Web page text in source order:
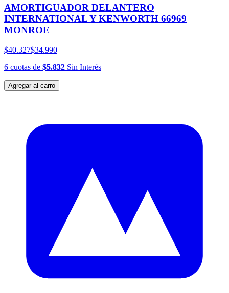
AMORTIGUADOR DELANTERO
INTERNATIONAL Y KENWORTH 66969
MONROE
$40.327$34.990
6 cuotas de $5.832 Sin Interés
Agregar al carro